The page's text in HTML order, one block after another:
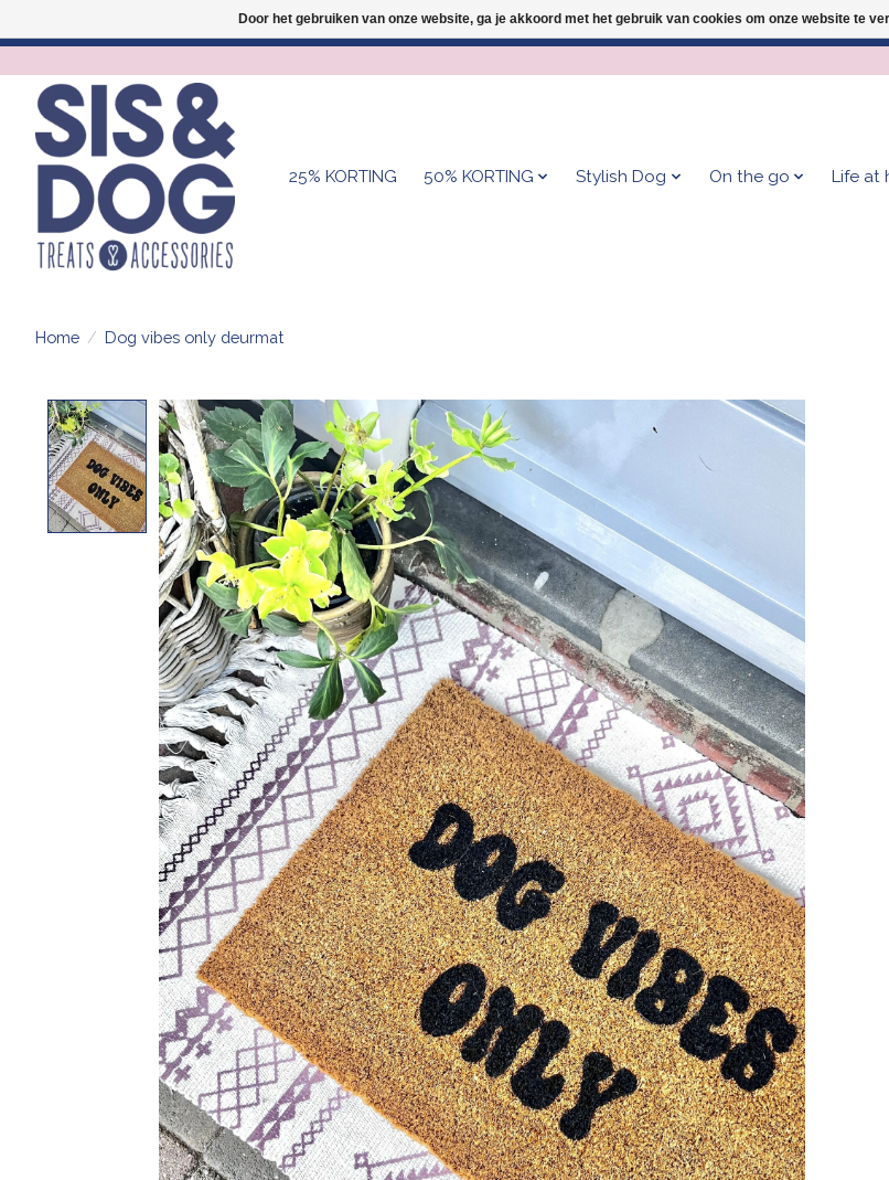
25% KORTING 50% KORTING Stylish Dog On the go Life at
Home / Dog vibes only deurmat
Product image slideshow Items
Door het gebruiken van onze website, ga je akkoord met het gebruik van cookies om onze website te
Geef je hond het kleedje waar 500+ baasjes